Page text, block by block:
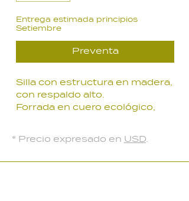
Entrega estimada principios
Setiembre
Preventa
Silla con estructura en madera,
con respaldo alto.
Forrada en cuero ecológico,
* Precio expresado en USD.